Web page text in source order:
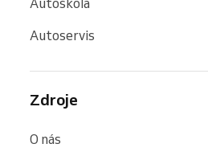
Autoservis
Zdroje
O nás